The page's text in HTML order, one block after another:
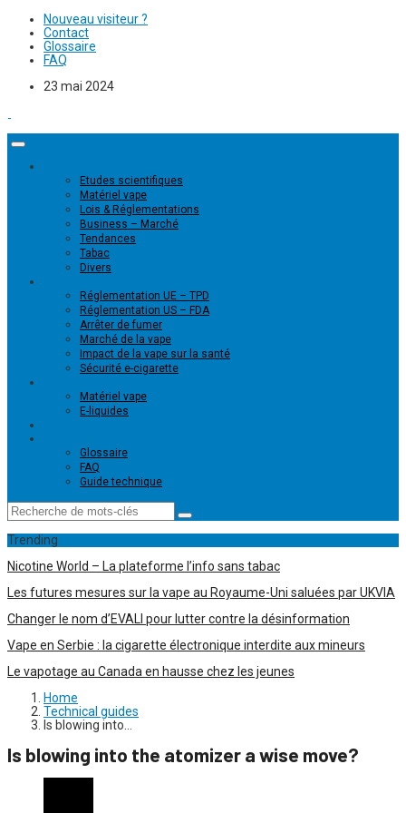
Nouveau visiteur ?
Contact
Glossaire
FAQ
23 mai 2024
Etudes scientifiques
Matériel vape
Lois & Réglementations
Business – Marché
Tendances
Tabac
Divers
Réglementation UE – TPD
Réglementation US – FDA
Arrêter de fumer
Marché de la vape
Impact de la vape sur la santé
Sécurité e-cigarette
Matériel vape
E-liquides
Glossaire
FAQ
Guide technique
Trending
Nicotine World – La plateforme l’info sans tabac
Les futures mesures sur la vape au Royaume-Uni saluées par UKVIA
Changer le nom d’EVALI pour lutter contre la désinformation
Vape en Serbie : la cigarette électronique interdite aux mineurs
Le vapotage au Canada en hausse chez les jeunes
Home
Technical guides
Is blowing into…
Is blowing into the atomizer a wise move?